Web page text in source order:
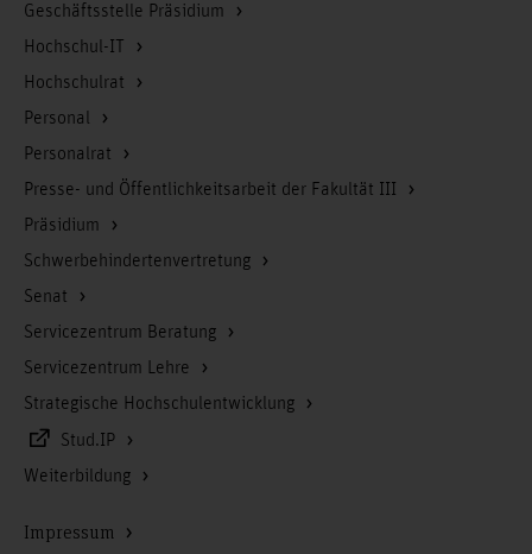
Geschäftsstelle Präsidium
Hochschul-IT
Hochschulrat
Personal
Personalrat
Presse- und Öffentlichkeitsarbeit der Fakultät III
Präsidium
Schwerbehindertenvertretung
Senat
Servicezentrum Beratung
Servicezentrum Lehre
Strategische Hochschulentwicklung
Stud.IP
Weiterbildung
Impressum